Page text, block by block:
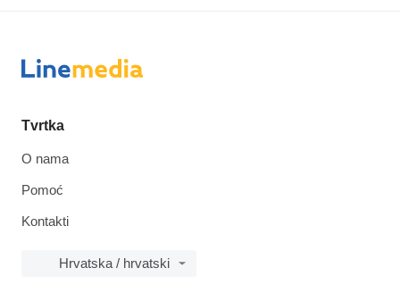
Tvrtka
O nama
Pomoć
Kontakti
Hrvatska / hrvatski